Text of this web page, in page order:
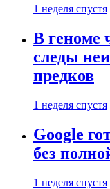
1 неделя спустя
В геноме
следы
предков
1 неделя спустя
Google
без
1 неделя спустя